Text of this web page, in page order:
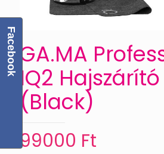
GA.MA
IQ2
(Black)
99000 Ft
Facebook